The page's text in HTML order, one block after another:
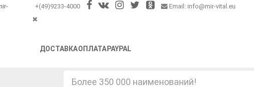
+(49)9233-4000 Email: info@mir-vital.eu
ДОСТАВКАОПЛАТА PAYPAL